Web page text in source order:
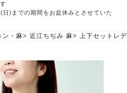
入院・介護
胸が目立たない
ペアで
つくるパジャマとは
・交換について
)までの期間をお盆休みとさせていた
ン・麻 近江ちぢみ 麻 上下セットレ